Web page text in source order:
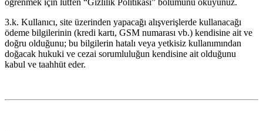
3.k. Kullanıcı, site üzerinden yapacağı alışverişlerde kullanacağı
ödeme bilgilerinin (kredi kartı, GSM numarası vb.) kendisine ait ve
doğru olduğunu; bu bilgilerin hatalı veya yetkisiz kullanımından
doğacak hukuki ve cezai sorumluluğun kendisine ait olduğunu
kabul ve taahhüt eder.